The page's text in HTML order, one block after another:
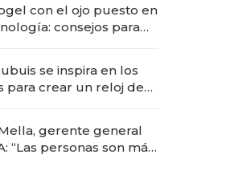
con el ojo puesto en
consejos para
se inspira en los
para crear un reloj de
gerente general
“Las personas son más